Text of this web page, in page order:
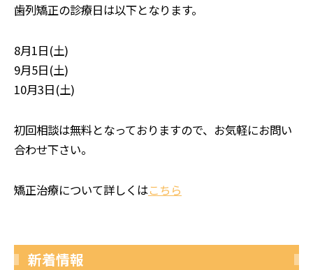
歯列矯正の診療日は以下となります。
8月1日(土)
9月5日(土)
10月3日(土)
初回相談は無料となっておりますので、お気軽にお問い
合わせ下さい。
矯正治療について詳しくはこちら
新着情報